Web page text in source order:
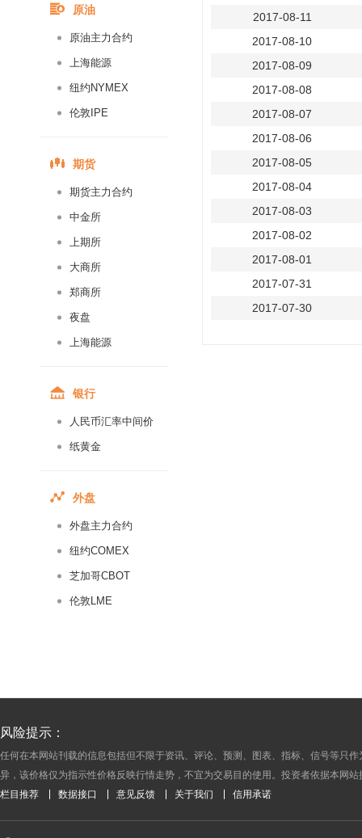
原油
原油主力合约
上海能源
纽约NYMEX
伦敦IPE
期货
期货主力合约
中金所
上期所
大商所
郑商所
夜盘
上海能源
银行
人民币汇率中间价
纸黄金
外盘
外盘主力合约
纽约COMEX
芝加哥CBOT
伦敦LME
2017-08-11
2017-08-10
2017-08-09
2017-08-08
2017-08-07
2017-08-06
2017-08-05
2017-08-04
2017-08-03
2017-08-02
2017-08-01
2017-07-31
2017-07-30
2017-07-14
2017-07-11
2017-07-10
风险提示：
任何在本网站刊载的信息包括但不限于资讯、评论、预测、图表、指标、信号等只
异，该价格仅为指示性价格反映行情走势，不宜为交易目的使用。投资者依据本网
栏目推荐 数据接口 意见反馈 关于我们 信用承诺